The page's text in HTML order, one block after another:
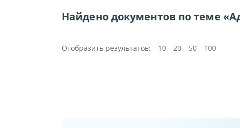
Найдено документов по теме
Отобразить результатов: 10 20 50 100